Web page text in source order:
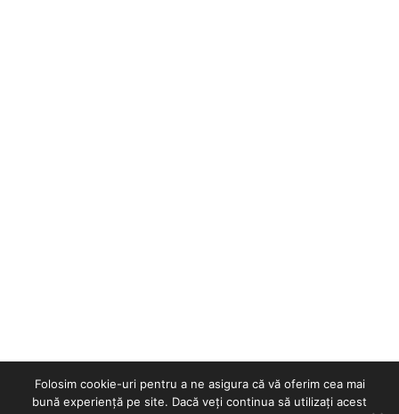
Folosim cookie-uri pentru a ne asigura că vă oferim cea mai
bună experiență pe site. Dacă veți continua să utilizați acest